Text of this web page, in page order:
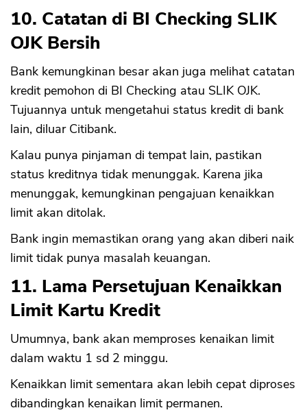
10. Catatan di BI Checking SLIK
OJK Bersih
Bank kemungkinan besar akan juga melihat catatan
kredit pemohon di BI Checking atau SLIK OJK.
Tujuannya untuk mengetahui status kredit di bank
lain, diluar Citibank.
Kalau punya pinjaman di tempat lain, pastikan
status kreditnya tidak menunggak. Karena jika
menunggak, kemungkinan pengajuan kenaikkan
limit akan ditolak.
Bank ingin memastikan orang yang akan diberi naik
limit tidak punya masalah keuangan.
11. Lama Persetujuan Kenaikkan
Limit Kartu Kredit
Umumnya, bank akan memproses kenaikan limit
dalam waktu 1 sd 2 minggu.
Kenaikkan limit sementara akan lebih cepat diproses
dibandingkan kenaikan limit permanen.